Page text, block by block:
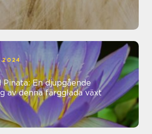
2024
En djupgående
av denna färgglada växt